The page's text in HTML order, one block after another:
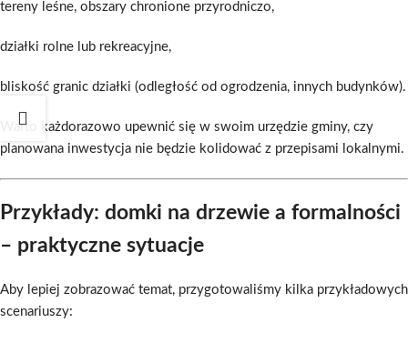
tereny leśne, obszary chronione przyrodniczo,
działki rolne lub rekreacyjne,
bliskość granic działki (odległość od ogrodzenia, innych budynków).
Warto każdorazowo upewnić się w swoim urzędzie gminy, czy
planowana inwestycja nie będzie kolidować z przepisami lokalnymi.
Przykłady: domki na drzewie a formalności
– praktyczne sytuacje
Aby lepiej zobrazować temat, przygotowaliśmy kilka przykładowych
scenariuszy: